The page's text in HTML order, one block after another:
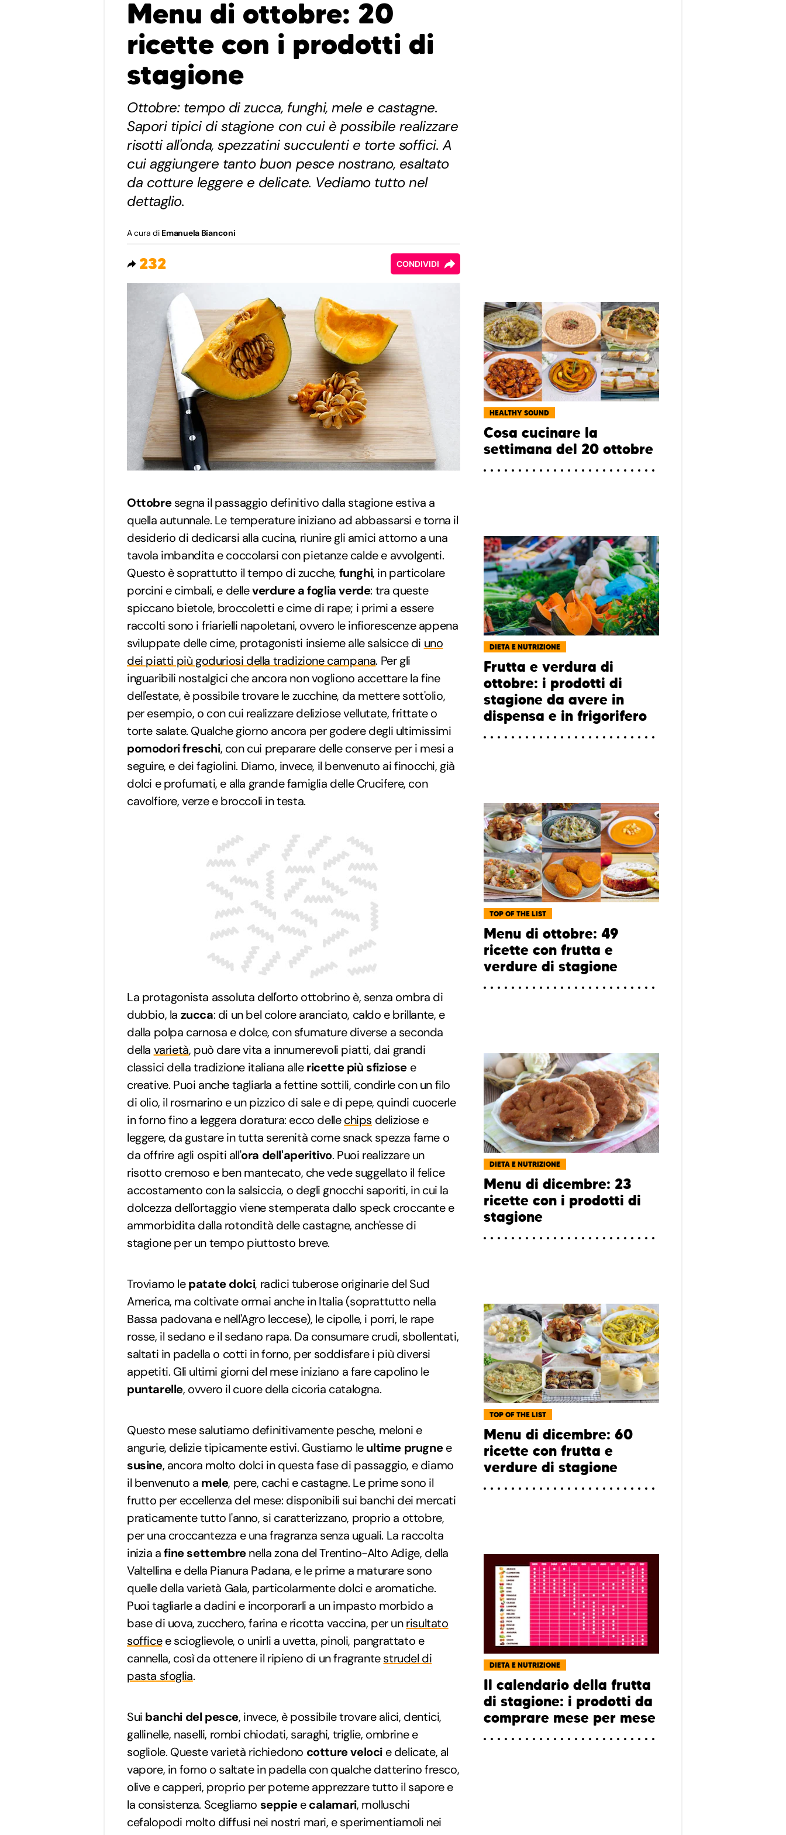
Menu di ottobre: 20
ricette con i prodotti di
stagione
Ottobre: tempo di zucca, funghi, mele e castagne.
Sapori tipici di stagione con cui è possibile realizzare
risotti all'onda, spezzatini succulenti e torte soffici. A
cui aggiungere tanto buon pesce nostrano, esaltato
da cotture leggere e delicate. Vediamo tutto nel
dettaglio.
A cura di Emanuela Bianconi
232 CONDIVIDI
Ottobresegna il passaggio definitivo dalla stagione estiva a
quella autunnale. Le temperature iniziano ad abbassarsi e torna il
desiderio di dedicarsi alla cucina, riunire gli amici attorno a una
tavola imbandita e coccolarsi con pietanze calde e avvolgenti.
Questo è soprattutto il tempo di zucche, funghi, in particolare
porcini e cimbali, e delleverdure a foglia verde: tra queste
spiccano bietole, broccoletti e cime di rape; i primi a essere
raccolti sono i friarielli napoletani, ovvero le infiorescenze appena
sviluppate delle cime, protagonisti insieme alle salsicce di uno
dei piatti più goduriosi della tradizione campana. Per gli
inguaribili nostalgici che ancora non vogliono accettare la fine
dell'estate, è possibile trovare le zucchine, da mettere sott'olio,
per esempio, o con cui realizzare deliziose vellutate, frittate o
torte salate. Qualche giorno ancora per godere degli ultimissimi
pomodori freschi, con cui preparare delle conserve per i mesi a
seguire, e dei fagiolini. Diamo, invece, il benvenuto ai finocchi, già
dolci e profumati, e alla grande famiglia delle Crucifere, con
cavolfiore, verze e broccoli in testa.
La protagonista assoluta dell'orto ottobrino è, senza ombra di
dubbio, la zucca: di un bel colore aranciato, caldo e brillante, e
dalla polpa carnosa e dolce, con sfumature diverse a seconda
della varietà, può dare vita a innumerevoli piatti, dai grandi
classici della tradizione italiana allericette più sfiziose e
creative. Puoi anche tagliarla a fettine sottili, condirle con un filo
di olio, il rosmarino e un pizzico di sale e di pepe, quindi cuocerle
in forno fino a leggera doratura: ecco dellechips deliziose e
leggere, da gustare in tutta serenità come snack spezza fame o
da offrire agli ospiti all'ora dell'aperitivo. Puoi realizzare un
risotto cremoso e ben mantecato, che vede suggellato il felice
accostamento con la salsiccia, o degli gnocchi saporiti, in cui la
dolcezza dell'ortaggio viene stemperata dallo speck croccante e
ammorbidita dalla rotondità delle castagne, anch'esse di
stagione per un tempo piuttosto breve.
Troviamo lepatate dolci, radici tuberose originarie del Sud
America, ma coltivate ormai anche in Italia (soprattutto nella
Bassa padovana e nell'Agro leccese), le cipolle, i porri, le rape
rosse, il sedano e il sedano rapa. Da consumare crudi, sbollentati,
saltati in padella o cotti in forno, per soddisfare i più diversi
appetiti. Gli ultimi giorni del mese iniziano a fare capolino le
puntarelle, ovvero il cuore della cicoria catalogna.
Questo mese salutiamo definitivamente pesche, meloni e
angurie, delizie tipicamente estivi. Gustiamo leultime prugnee
susine, ancora molto dolci in questa fase di passaggio, e diamo
il benvenuto a mele, pere, cachi e castagne. Le prime sono il
frutto per eccellenza del mese: disponibili sui banchi dei mercati
praticamente tutto l'anno, si caratterizzano, proprio a ottobre,
per una croccantezza e una fragranza senza uguali. La raccolta
inizia afine settembrenella zona del Trentino-Alto Adige, della
Valtellina e della Pianura Padana, e le prime a maturare sono
quelle della varietà Gala, particolarmente dolci e aromatiche.
Puoi tagliarle a dadini e incorporarli a un impasto morbido a
base di uova, zucchero, farina e ricotta vaccina, per unrisultato
sofficee scioglievole, o unirli a uvetta, pinoli, pangrattato e
cannella, così da ottenere il ripieno di un fragrantestrudel di
pasta sfoglia.
Sui banchi del pesce, invece, è possibile trovare alici, dentici,
gallinelle, naselli, rombi chiodati, saraghi, triglie, ombrine e
sogliole. Queste varietà richiedono cotture veloci e delicate, al
vapore, in forno o saltate in padella con qualche datterino fresco,
olive e capperi, proprio per poterne apprezzare tutto il sapore e
la consistenza. Scegliamo seppieecalamari, molluschi
cefalopodi molto diffusi nei nostri mari, e sperimentiamoli nei
HEALTHY SOUND
Cosa cucinare la
settimana del 20 ottobre
DIETA E NUTRIZIONE
Frutta e verdura di
ottobre: i prodotti di
stagione da avere in
dispensa e in frigorifero
TOP OF THE LIST
Menu di ottobre: 49
ricette con frutta e
verdure di stagione
DIETA E NUTRIZIONE
Menu di dicembre: 23
ricette con i prodotti di
stagione
TOP OF THE LIST
Menu di dicembre: 60
ricette con frutta e
verdure di stagione
DIETA E NUTRIZIONE
Il calendario della frutta
di stagione: i prodotti da
comprare mese per mese